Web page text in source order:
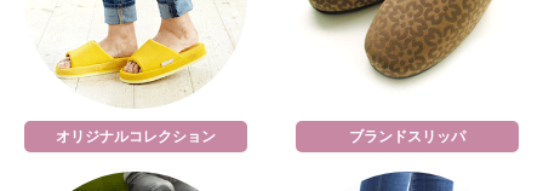
オリジナルコレクション ブランドスリッパ